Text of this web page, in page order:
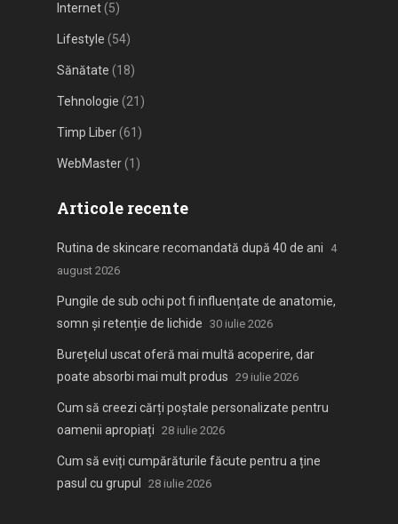
Internet(5)
Lifestyle (54)
Sănătate (18)
Tehnologie (21)
Timp Liber(61)
WebMaster(1)
Articole recente
Rutina de skincare recomandată după 40 de ani
4
august 2026
Pungile de sub ochi pot fi influențate de anatomie,
somn și retenție de lichide 30 iulie 2026
Burețelul uscat oferă mai multă acoperire, dar
poate absorbi mai mult produs 29 iulie 2026
Cum să creezi cărți poștale personalizate pentru
oamenii apropiați 28 iulie 2026
Cum să eviți cumpărăturile făcute pentru a ține
pasul cu grupul
28 iulie 2026